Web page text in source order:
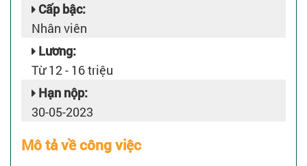
Cấp bậc:
Nhân viên
Lương:
Từ 12 - 16 triệu
Hạn nộp:
30-05-2023
Mô tả về công việc